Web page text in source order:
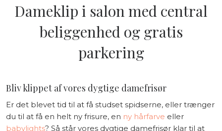
Dameklip i salon med central
beliggenhed og gratis
parkering
Bliv klippet af vores dygtige damefrisør
Er det blevet tid til at få studset spidserne, eller trænger
du til at få en helt ny frisure, en ny hårfarve eller
babylights? Så står vores dygtige damefrisør klar til at